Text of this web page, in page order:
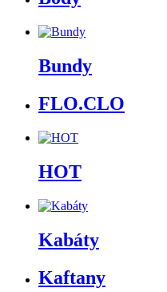
Bundy
FLO.CLO
HOT
Kabáty
Kaftany